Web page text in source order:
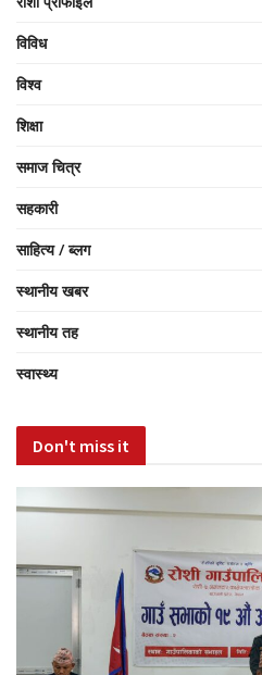
विविध
विश्व
शिक्षा
समाज चित्र
सहकारी
साहित्य / ब्लग
स्थानीय खबर
स्थानीय तह
स्वास्थ्य
Don't miss it